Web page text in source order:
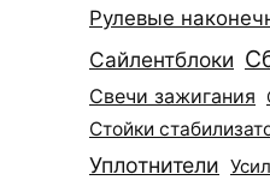
Рулевые
Сайлентблоки
Свечи зажигания
Стойки
Уплотнители